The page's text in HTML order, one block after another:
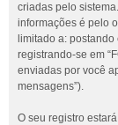
criadas pelo
informações é pelo
limitado a:
registrando-se em
enviadas por você
mensagens”).
O seu registro